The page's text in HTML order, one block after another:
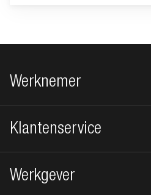
Footer navigatie
Werknemer
Klantenservice
Werkgever